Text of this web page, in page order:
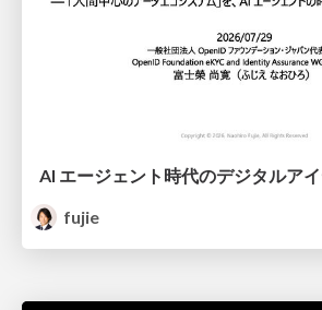
AI エージェント時代のデジタルア
fujie